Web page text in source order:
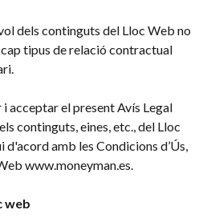
dels continguts del Lloc Web no
tipus de relació contractual
i acceptar el present Avís Legal
continguts, eines, etc., del Lloc
d'acord amb les Condicions d’Ús,
www.moneyman.es.
web